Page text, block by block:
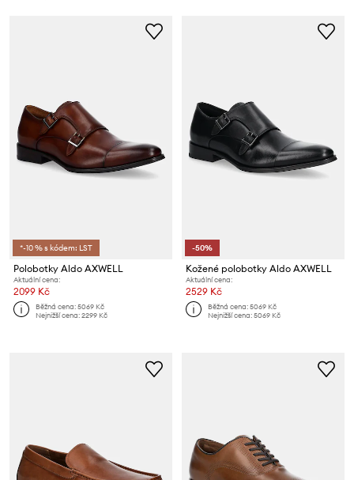
*-10 % s kódem: LST
Polobotky Aldo AXWELL
Aktuální cena:
2099 Kč
Běžná cena:5069 Kč
Nejnižší cena:2299 Kč
-50%
Kožené polobotky Aldo AXWELL
Aktuální cena:
2529 Kč
Běžná cena:5069 Kč
Nejnižší cena:5069 Kč